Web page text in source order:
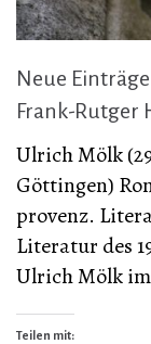
Neue
Frank-Rutger
Ulrich Mölk
Göttingen)
provenz.
Literatur des
Ulrich Mölk
Teilen mit: